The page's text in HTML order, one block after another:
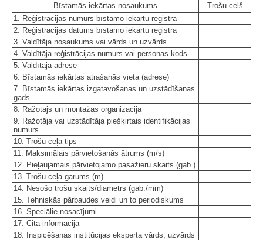
Bīstamās iekārtas nosaukums
Trošu ceļš
1. Reģistrācijas numurs bīstamo iekārtu reģistrā
2. Reģistrācijas datums bīstamo iekārtu reģistrā
3. Valdītāja nosaukums vai vārds un uzvārds
4. Valdītāja reģistrācijas numurs vai personas kods
5. Valdītāja adrese
6. Bīstamās iekārtas atrašanās vieta (adrese)
7. Bīstamās iekārtas izgatavošanas un uzstādīšanas
gads
8. Ražotājs un montāžas organizācija
9. Ražotāja vai uzstādītāja piešķirtais identifikācijas
numurs
10. Trošu ceļa tips
11. Maksimālais pārvietošanās ātrums (m/s)
12. Pieļaujamais pārvietojamo pasažieru skaits (gab.)
13. Trošu ceļa garums (m)
14. Nesošo trošu skaits/diametrs (gab./mm)
15. Tehniskās pārbaudes veidi un to periodiskums
16. Speciālie nosacījumi
17. Cita informācija
18. Inspicēšanas institūcijas eksperta vārds, uzvārds